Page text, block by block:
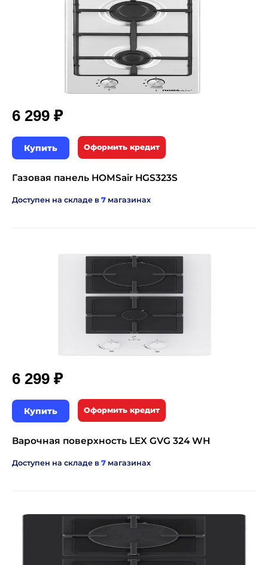
6 299 ₽
Купить Оформить кредит
Газовая панель HOMSair HGS323S
Доступен на складе в 7 магазинах
6 299 ₽
Купить Оформить кредит
Варочная поверхность LEX GVG 324 WH
Доступен на складе в 7 магазинах